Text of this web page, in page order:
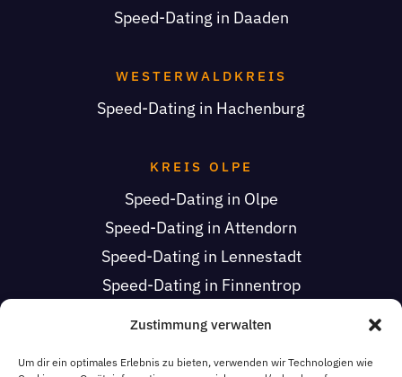
Zustimmung verwalten
Um dir ein optimales Erlebnis zu bieten, verwenden wir Technologien wie
Speed-Dating in Daaden
WESTERWALDKREIS
Speed-Dating in Hachenburg
KREIS OLPE
Speed-Dating in Olpe
Speed-Dating in Attendorn
Speed-Dating in Lennestadt
Speed-Dating in Finnentrop
Speed-Dating in Kirchhundem